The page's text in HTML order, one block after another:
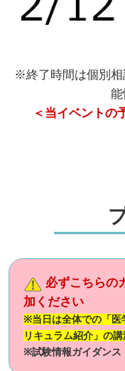
※終了時間は個別
能
＜当イベントの
必ずこちらの
加ください
※当日は全体での「医
リキュラム紹介」の講
※試験情報ガイダン